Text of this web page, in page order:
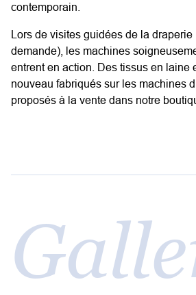
contemporain.
Lors de visites guidées de la
demande), les machines
entrent en action. Des tissus en laine
nouveau fabriqués sur les machines
proposés à la vente dans notre